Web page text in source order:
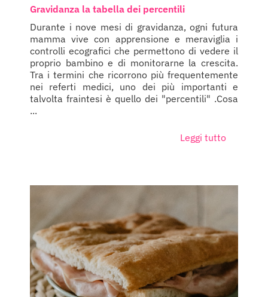
Gravidanza la tabella dei percentili
Durante i nove mesi di gravidanza, ogni futura
mamma vive con apprensione e meraviglia i
controlli ecografici che permettono di vedere il
proprio bambino e di monitorarne la crescita.
Tra i termini che ricorrono più frequentemente
nei referti medici, uno dei più importanti e
talvolta fraintesi è quello dei "percentili" .Cosa
...
Leggi tutto